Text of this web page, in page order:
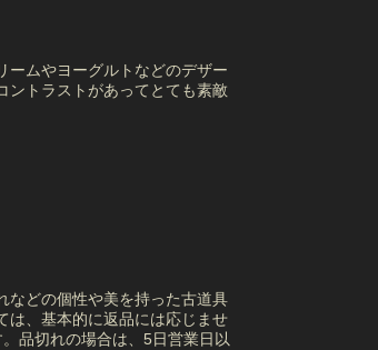
ームやヨーグルトなどのデザー
ントラストがあってとても素敵
などの個性や美を持った古道具
は、基本的に返品には応じませ
品切れの場合は、5日営業日以